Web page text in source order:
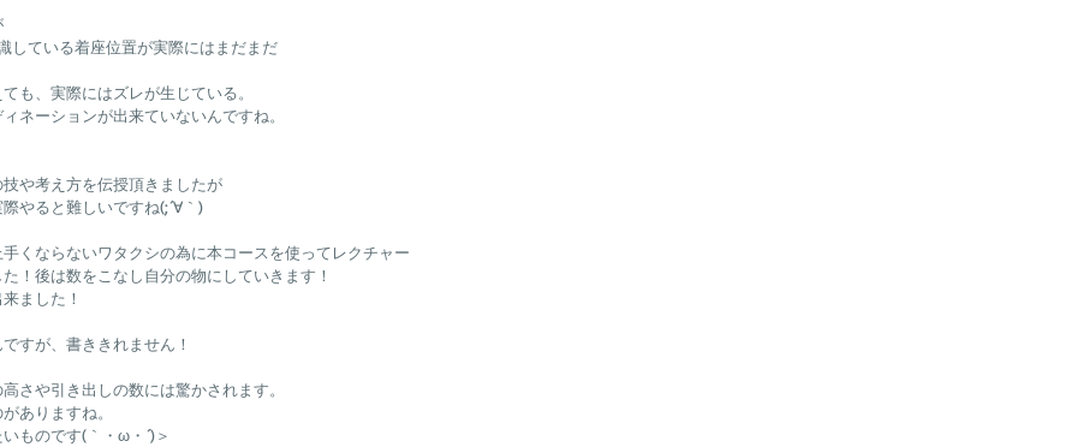
している着座位置が実際にはまだまだ
も、実際にはズレが生じている。
ネーションが出来ていないんですね。
や考え方を伝授頂きましたが
やると難しいですね(;´∀｀)
くならないワタクシの為に本コースを使ってレクチャー
！後は数をこなし自分の物にしていきます！
ました！
すが、書ききれません！
さや引き出しの数には驚かされます。
ありますね。
ものです(｀・ω・´)＞